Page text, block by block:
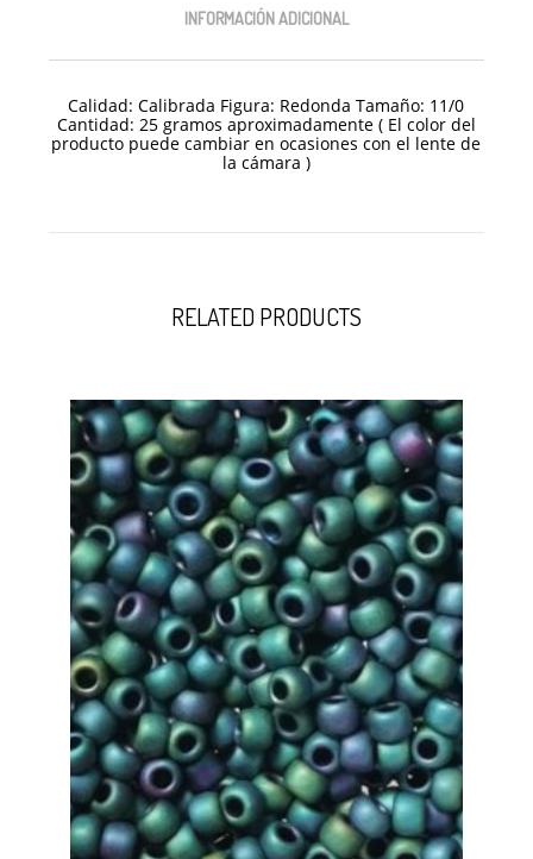
INFORMACIÓN ADICIONAL
Calidad: Calibrada Figura: Redonda Tamaño: 11/0
Cantidad: 25 gramos aproximadamente ( El color del
producto puede cambiar en ocasiones con el lente de
la cámara )
RELATED PRODUCTS